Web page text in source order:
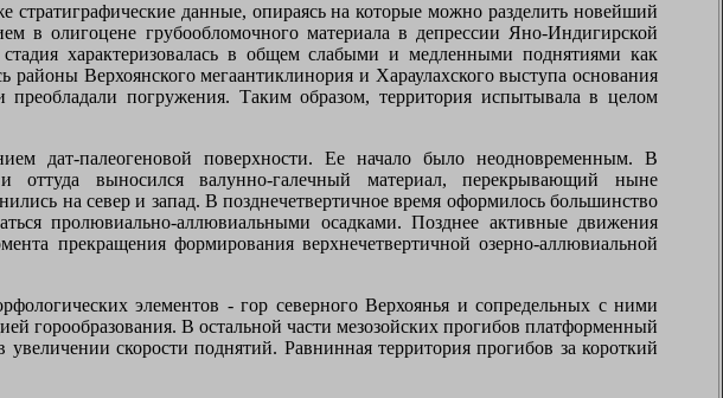
данные, опираясь на которые можно разделить новейший
в олигоцене грубообломочного материала в депрессии Яно-Индигирской
характеризовалась в общем слабыми и медленными поднятиями как
Верхоянского мегаантиклинория и Хараулахского выступа основания
погружения. Таким образом, территория испытывала в целом
дат-палеогеновой поверхности. Ее начало было неодновременным. В
выносился валунно-галечный материал, перекрывающий ныне
на север и запад. В позднечетвертичное время оформилось большинство
пролювиально-аллювиальными осадками. Позднее активные движения
прекращения формирования верхнечетвертичной озерно-аллювиальной
элементов - гор северного Верхоянья и сопредельных с ними
горообразования. В остальной части мезозойских прогибов платформенный
скорости поднятий. Равнинная территория прогибов за короткий